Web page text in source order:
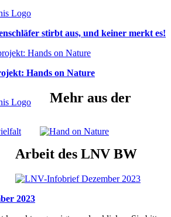
stirbt aus, und keiner merkt es!
Hands on Nature
Mehr aus der
Arbeit des LNV BW
2023